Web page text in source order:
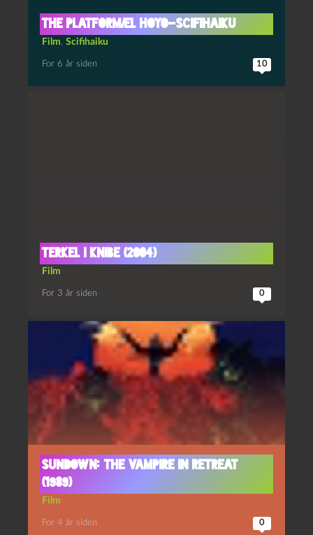
The Platform/El Hoyo-scifihaiku
Film, Scifihaiku
For 6 år siden 10
Terkel i knibe (2004)
Film
For 3 år siden 0
Sundown: the vampire in retreat
(1989)
Film
For 4 år siden 0